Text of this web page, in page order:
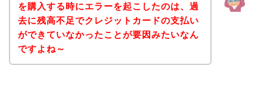
を購入する時にエラーを起こしたのは、過
去に残高不足でクレジットカードの支払い
ができていなかったことが要因みたいなん
ですよね～